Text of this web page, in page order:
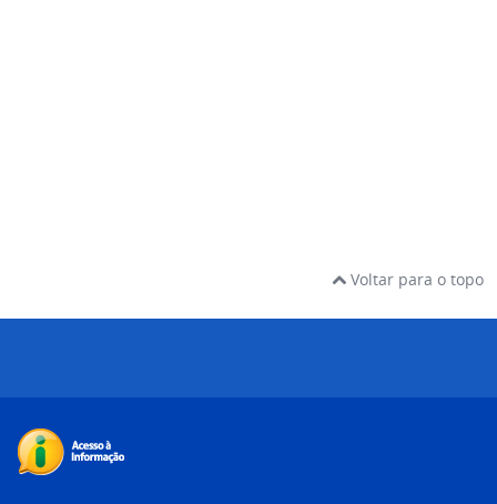
Voltar para o topo